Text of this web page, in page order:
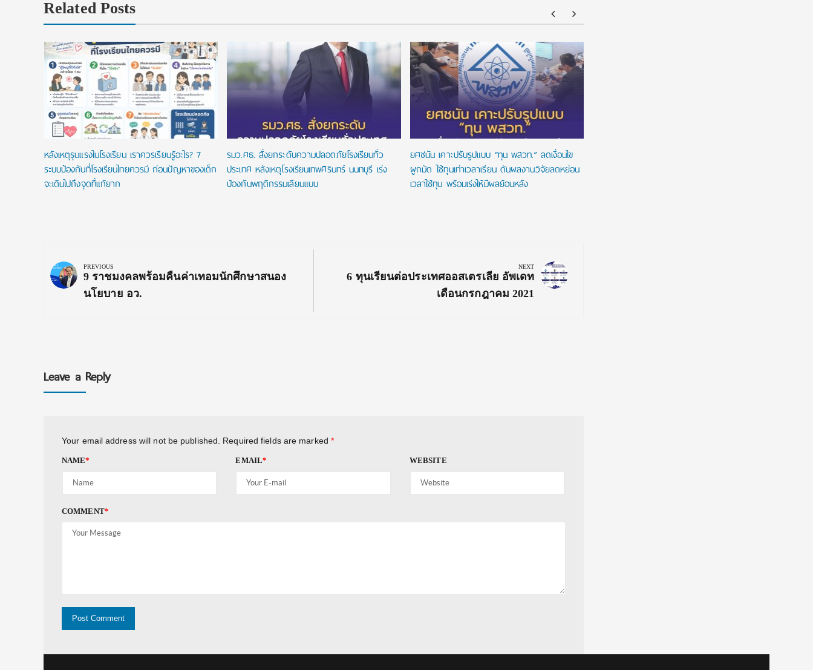
Related Posts
หลังเหตุรุนแรงในโรงเรียน เราควรเรียนรู้อะไร? 7
ระบบป้องกันที่โรงเรียนไทยควรมี ก่อนปัญหาของเด็ก
จะเดินไปถึงจุดที่แก้ยาก
รมว.ศธ. สั่งยกระดับความปลอดภัยโรงเรียนทั่ว
ประเทศ หลังเหตุโรงเรียนเทพศิรินทร์ นนทบุรี เร่ง
ป้องกันพฤติกรรมเลียนแบบ
ยศชนัน เคาะปรับรูปแบบ “ทุน พสวท.” ลดเงื่อนไข
ผูกมัด ใช้ทุนเท่าเวลาเรียน ดันผลงานวิจัยลดหย่อน
เวลาใช้ทุน พร้อมเร่งให้มีผลย้อนหลัง
navigation
PREVIOUS
Previous
Post:
9 ราชมงคลพร้อมคืนค่าเทอมนักศึกษาสนอง
นโยบาย อว.
NEXT
Next
6 ทุนเรียนต่อประเทศออสเตรเลีย อัพเดท
เดือนกรกฎาคม 2021
Leave a Reply
Your email address will not be published. Required fields are marked *
NAME* EMAIL* WEBSITE
COMMENT*